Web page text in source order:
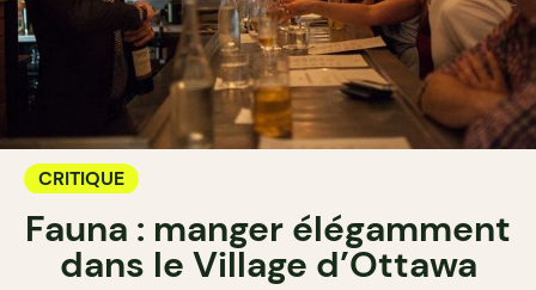
CRITIQUE
Fauna : manger élégamment
dans le Village d’Ottawa